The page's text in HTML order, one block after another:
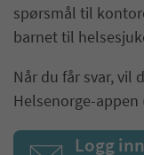
spørsmål til
barnet til
Når du får svar, vil
Helsenorge-appen
Logg